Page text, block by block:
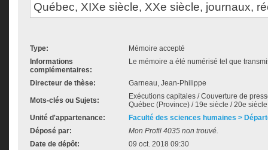
Québec, XIXe siècle, XXe siècle, journaux,
Type:
Mémoire accepté
Informations
complémentaires:
Le mémoire a été numérisé tel que
Directeur de thèse: Garneau, Jean-Philippe
Mots-clés ou Sujets:
Exécutions capitales / Couverture de
Québec (Province) / 19e siècle / 20e siècle
Unité d'appartenance:
Faculté des sciences humaines >
Déposé par:
Mon Profil 4035 non trouvé.
Date de dépôt:
09 oct. 2018 09:30